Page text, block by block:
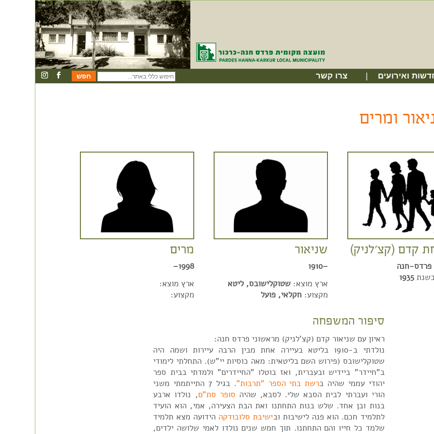
חיפוש
כללי
באתר
ואירועים צרו קשר
ומרים
קדם (קצ'לניק)
פרדס-חנה
1935
שניאור
–1910
ארץ מוצא: שטוקלישובס, ליטא
מקצוע: חקלאי, פועל
מרים
1998–
ארץ מוצא:
מקצוע:
סיפור המשפחה
ראיון עם שניאור קדם (קצ'לניק) מראשוני פרדס חנה:
נולדתי ב-1910 בליטא בעיירה אחת מבין הרבה עיירות ושמה היה
שטוקלישובס (פירוש השם בליטאית: מאה כוסיות יי"ש). התחלתי לימודי
ב"חיידר" ביידיש ובעברית, ואז בוטלו "החיידרים" ולמדתי בבית ספר
יהודי עממי שהיה ברשת בתי הספר "תרבות"
. בגיל 7 התייתמתי משני
הורי ועברתי לבית הסבא שלי. לסבא, שהיה סופר סת"ם, נולדו ארבע
בנות ובן אחד. שלש בנות התחתנו ואת הבת הצעירה, אמי, הוא הועיד
לתלמיד חכם. הוא פנה לישיבות ובישיבת סלובודקה הידועה מצא תלמיד
שלמד כל חייו והם התחתנו. תוך חמש שנים נולדו לאמי שלושה ילדים,